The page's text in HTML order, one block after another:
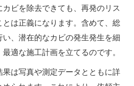
ビを除去できても、再発のリス
とは正義になります。含めて、総
、潜在的なカビの発生発生を細
適な施工計画を立てるのです。
果は写真や測定データとともに詳